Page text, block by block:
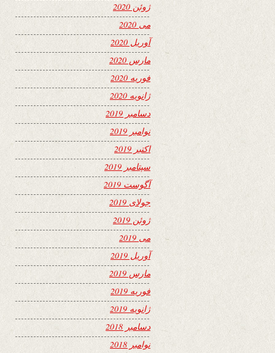
ژوئن 2020
می 2020
آوریل 2020
مارس 2020
فوریه 2020
ژانویه 2020
دسامبر 2019
نوامبر 2019
اکتبر 2019
سپتامبر 2019
آگوست 2019
جولای 2019
ژوئن 2019
می 2019
آوریل 2019
مارس 2019
فوریه 2019
ژانویه 2019
دسامبر 2018
نوامبر 2018